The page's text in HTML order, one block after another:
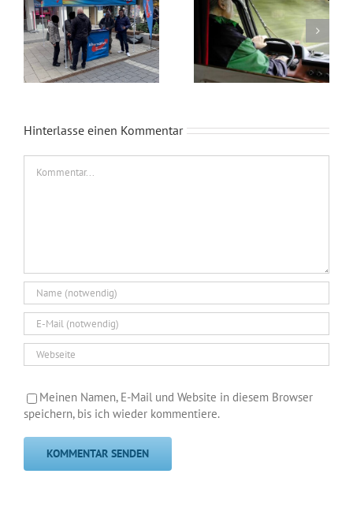
Hinterlasse einen Kommentar
Meinen Namen, E-Mail und Website in diesem Browser
speichern, bis ich wieder kommentiere.